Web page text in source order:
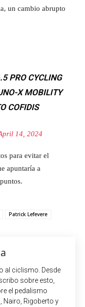
un cambio abrupto
PRO CYCLING
X MOBILITY
COFIDIS
14, 2024
para evitar el
apuntaría a
Patrick Lefevere
al ciclismo. Desde
sobre esto,
el pedalismo
Nairo, Rigoberto y